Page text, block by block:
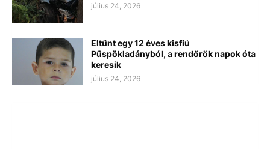
július 24, 2026
Eltűnt egy 12 éves kisfiú
Püspökladányból, a rendőrök napok óta
keresik
július 24, 2026